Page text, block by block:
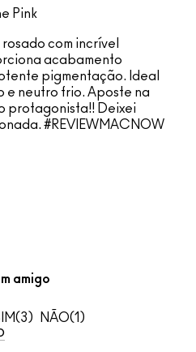
Pink
com incrível
acabamento
pigmentação. Ideal
e neutro frio. Aposte na
protagonista!! Deixei
#REVIEWMACNOW
amigo
3 1